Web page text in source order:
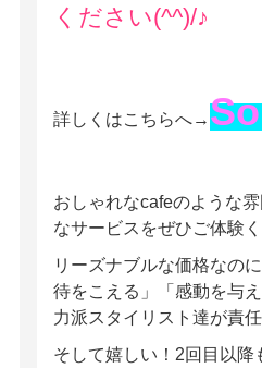
ください(^^)/♪
詳しくはこちらへ→
おしゃれなcafeのような
なサービスをぜひご体験
リーズナブルな価格なの
待をこえる」「感動を与
力派スタイリスト達が責
そして嬉しい！2回目以降